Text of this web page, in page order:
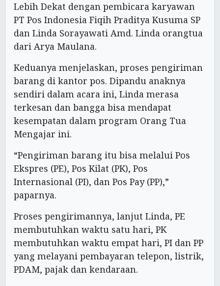
Lebih Dekat dengan pembicara karyawan
PT Pos Indonesia Fiqih Praditya Kusuma SP
dan Linda Sorayawati Amd. Linda orangtua
dari Arya Maulana.
Keduanya menjelaskan, proses pengiriman
barang di kantor pos. Dipandu anaknya
sendiri dalam acara ini, Linda merasa
terkesan dan bangga bisa mendapat
kesempatan dalam program Orang Tua
Mengajar ini.
“Pengiriman barang itu bisa melalui Pos
Ekspres (PE), Pos Kilat (PK), Pos
Internasional (PI), dan Pos Pay (PP),”
paparnya.
Proses pengirimannya, lanjut Linda, PE
membutuhkan waktu satu hari, PK
membutuhkan waktu empat hari, PI dan PP
yang melayani pembayaran telepon, listrik,
PDAM, pajak dan kendaraan.